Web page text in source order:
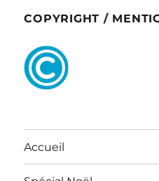
COPYRIGHT /
Accueil